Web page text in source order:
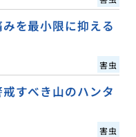
を最小限に抑える
害虫
すべき山のハンタ
害虫